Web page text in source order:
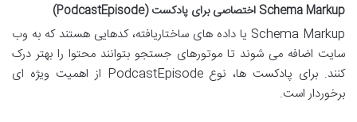
Schema Markup اختصاصی برای پادکست (PodcastEpisode)
Schema Markup یا داده های ساختاریافته، کدهایی هستند که به وب
سایت اضافه می شوند تا موتورهای جستجو بتوانند محتوا را بهتر درک
کنند. برای پادکست ها، نوع PodcastEpisode از اهمیت ویژه ای
برخوردار است.